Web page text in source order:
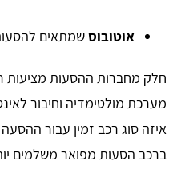
אוטובוסשמתאים להסעות
חלק מחברות ההסעות מציעות
מערכת מולטימדיה וחיבור
איזה סוג רכב זמין עבור
ברכב הסעות מפואר משלמים